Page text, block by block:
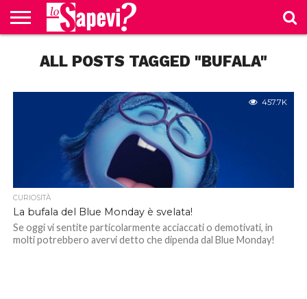
BENESSERE
GOSSIP
PRODOTTI
AMAZON
NEWS
CASA E
CUCINA
ALL POSTS TAGGED "BUFALA"
457.7K
CURIOSITÀ
La bufala del Blue Monday è svelata!
Se oggi vi sentite particolarmente acciaccati o demotivati, in
molti potrebbero avervi detto che dipenda dal Blue Monday!